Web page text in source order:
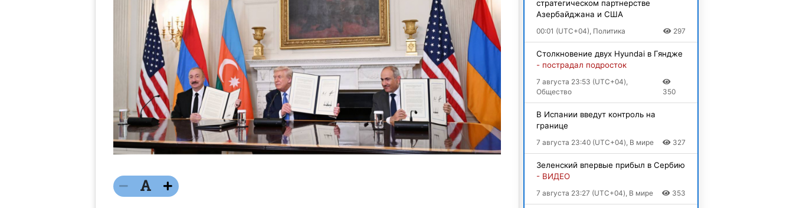
стратегическом партнерстве
Азербайджана и США
00:01 (UTC+04), Политика 297
Столкновение двух Hyundai в Гяндже
- пострадал подросток
7 августа 23:53 (UTC+04),
Общество
350
В Испании введут контроль на
границе
7 августа 23:40 (UTC+04), В мире 327
Зеленский впервые прибыл в Сербию
- ВИДЕО
7 августа 23:27 (UTC+04), В мире 353